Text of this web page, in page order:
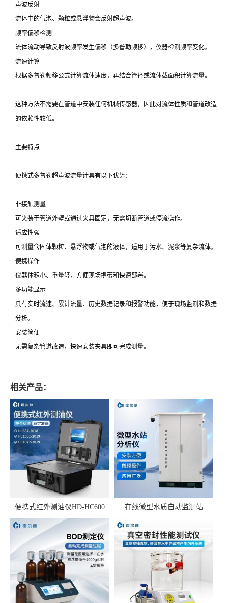
声波反射
流体中的气泡、颗粒或悬浮物会反射超声波。
频率偏移检测
流体流动导致反射波频率发生偏移（多普勒频移），仪器检测频率变化。
流速计算
根据多普勒频移公式计算流体速度，再结合管径或流体截面积计算流量。
这种方法不需要在管道中安装任何机械传感器，因此对流体性质和管道改造
的依赖性较低。
主要特点
便携式多普勒超声波流量计具有以下优势：
非接触测量
可夹装于管道外壁或通过夹具固定，无需切断管道或停流操作。
适应性强
可测量含固体颗粒、悬浮物或气泡的液体，适用于污水、泥浆等复杂流体。
便携操作
仪器体积小、重量轻，方便现场携带和快速部署。
多功能显示
具有实时流速、累计流量、历史数据记录和报警功能，便于现场监测和数据
分析。
安装简便
无需复杂管道改造，快速安装夹具即可完成测量。
相关产品：
便携式红外测油仪HD-HC600 在线微型水质自动监测站